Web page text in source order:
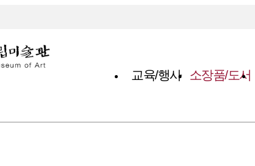
교육/행사 소장품/도서